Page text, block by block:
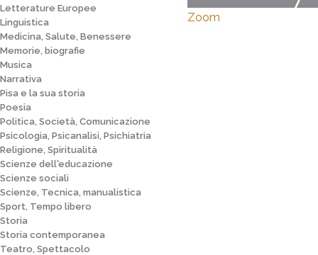
Letterature Europee
Linguistica
Medicina, Salute, Benessere
Memorie, biografie
Musica
Narrativa
Pisa e la sua storia
Poesia
Politica, Società, Comunicazione
Psicologia, Psicanalisi, Psichiatria
Religione, Spiritualità
Scienze dell'educazione
Scienze sociali
Scienze, Tecnica, manualistica
Sport, Tempo libero
Storia
Storia contemporanea
Teatro, Spettacolo
Zoom